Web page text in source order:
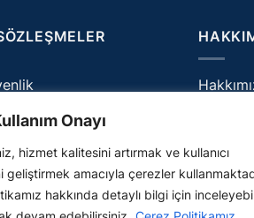
Onayı
hizmet kalitesini artırmak ve kullanıcı
geliştirmek amacıyla çerezler
hakkında detaylı bilgi için
Politikamız
SSS